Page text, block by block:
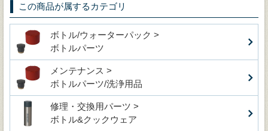
この商品が属するカテゴリ
ボトル/ウォーターパック >
ボトルパーツ
メンテナンス >
ボトルパーツ/洗浄用品
修理・交換用パーツ >
ボトル&クックウェア